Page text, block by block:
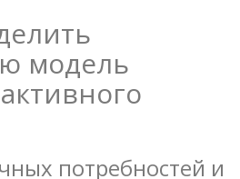
модель
потребностей и